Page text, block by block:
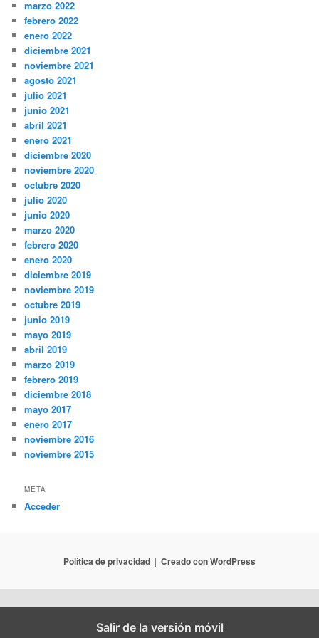
marzo 2022
febrero 2022
enero 2022
diciembre 2021
noviembre 2021
agosto 2021
julio 2021
junio 2021
abril 2021
enero 2021
diciembre 2020
noviembre 2020
octubre 2020
julio 2020
junio 2020
marzo 2020
febrero 2020
enero 2020
diciembre 2019
noviembre 2019
octubre 2019
junio 2019
mayo 2019
abril 2019
marzo 2019
febrero 2019
diciembre 2018
mayo 2017
enero 2017
noviembre 2016
noviembre 2015
META
Acceder
Política de privacidad Creado con WordPress
Salir de la versión móvil